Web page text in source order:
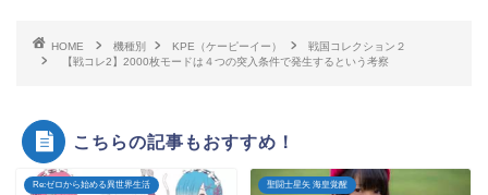
HOME 機種別 KPE（ケーピーイー）
戦国コレクション２
【戦コレ2】2000枚モードは４つの突入条件で発生するという考察
こちらの記事もおすすめ！
Re:ゼロから始める異世界生活 聖闘士星矢 海皇覚醒